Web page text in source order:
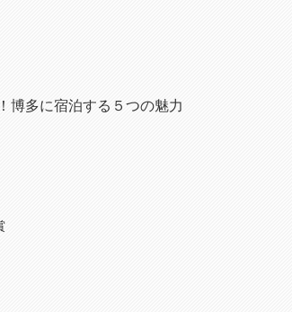
博多に宿泊する５つの魅力